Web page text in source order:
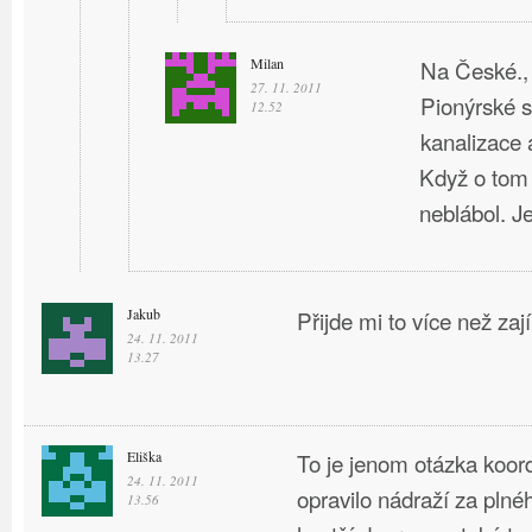
Milan
27. 11. 2011
12.52
Na
Pionýrské
kanalizace
Když o
neblábol.
Jakub
24. 11. 2011
13.27
Přijde mi to více než
Eliška
24. 11. 2011
13.56
To je jenom otázka
opravilo nádraží za